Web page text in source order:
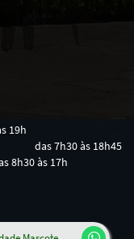
19h
das 7h30 às 18h45
8h30 às 17h